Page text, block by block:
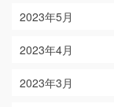
2023年5月
2023年4月
2023年3月